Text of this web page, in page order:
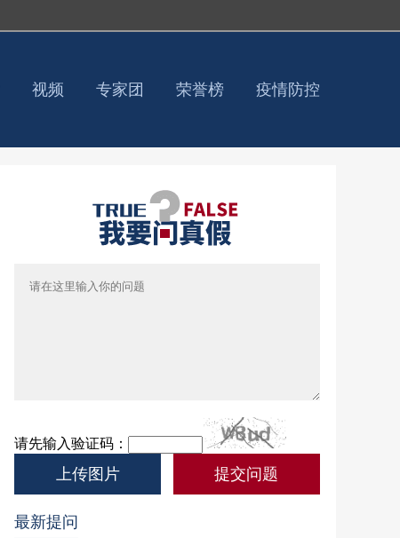
视频 专家团 荣誉榜 疫情防控
请先输入验证码：
上传图片
最新提问